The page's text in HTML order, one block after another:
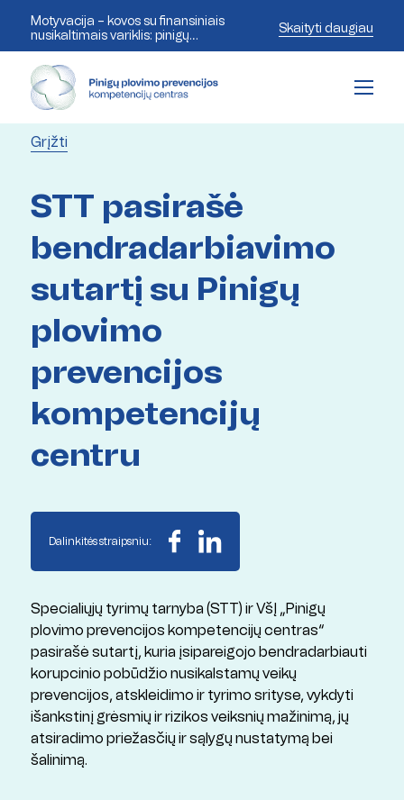
Motyvacija – kovos su finansiniais
nusikaltimais variklis: pinigų
plovimo prevencijos ekspertai
aptaria šiandienos iššūkius
Skaityti daugiau
Grįžti
STT pasirašė
bendradarbiavimo
sutartį su Pinigų
plovimo
prevencijos
kompetencijų
centru
Dalinkitės straipsniu:
Specialiųjų tyrimų tarnyba (STT) ir VšĮ „Pinigų
plovimo prevencijos kompetencijų centras“
pasirašė sutartį, kuria įsipareigojo bendradarbiauti
korupcinio pobūdžio nusikalstamų veikų
prevencijos, atskleidimo ir tyrimo srityse, vykdyti
išankstinį grėsmių ir rizikos veiksnių mažinimą, jų
atsiradimo priežasčių ir sąlygų nustatymą bei
šalinimą.